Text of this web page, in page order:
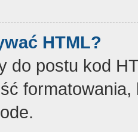
HTML?
do postu kod